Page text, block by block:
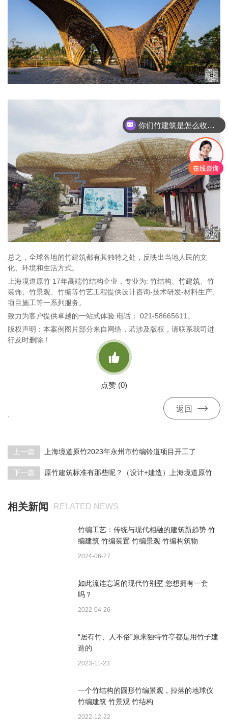
总之，全球各地的竹建筑都有其独特之处，反映出当地人民的文
化、环境和生活方式。
上海境道原竹 17年高端竹结构企业，专业为: 竹结构、 竹建筑 、竹
装饰、竹景观、竹编等竹艺工程提供设计咨询-技术研发-材料生产、
项目施工等一系列服务。
致力为客户提供卓越的一站式体验.电话： 021-58665611。
版权声明：本案例图片部分来自网络，若涉及版权，请联系我司进
行及时删除！

点赞 (0)
返回 
上一篇 上海境道原竹2023年永州市竹编铃道项目开工了
下一篇 原竹建筑标准有那些呢？（设计+建造）上海境道原竹
相关新闻 RELATED NEWS
竹编工艺：传统与现代相融的建筑新趋势 竹
编建筑 竹编装置 竹编景观 竹编构筑物
2024-06-27
如此流连忘返的现代竹别墅 您想拥有一套
吗？
2022-04-26
“居有竹、人不俗”原来独特竹亭都是用竹子建
造的
2023-11-23
一个竹结构的圆形竹编景观，掉落的地球仪
竹编建筑 竹景观 竹结构
2022-12-22